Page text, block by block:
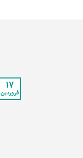
۱۷
فروردین